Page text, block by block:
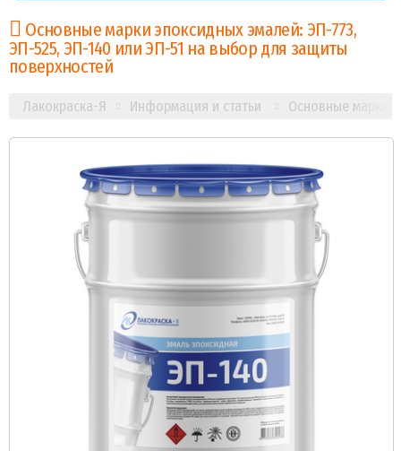
Основные марки эпоксидных эмалей: ЭП-773,
ЭП-525, ЭП-140 или ЭП-51 на выбор для защиты
поверхностей
Лакокраска-Я Информация и статьи Основные марки